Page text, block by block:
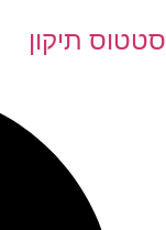
סטטוס תיקון